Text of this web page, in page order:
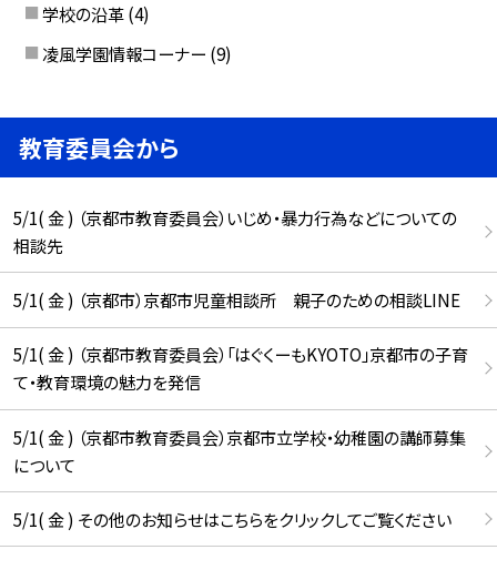
学校の沿革 (4)
凌風学園情報コーナー (9)
教育委員会から
5/1( 金 ) （京都市教育委員会）いじめ・暴力行為などについての
相談先
5/1( 金 ) （京都市）京都市児童相談所 親子のための相談LINE
5/1( 金 ) （京都市教育委員会）「はぐくーもKYOTO」京都市の子育
て・教育環境の魅力を発信
5/1( 金 ) （京都市教育委員会）京都市立学校・幼稚園の講師募集
について
5/1( 金 ) その他のお知らせはこちらをクリックしてご覧ください